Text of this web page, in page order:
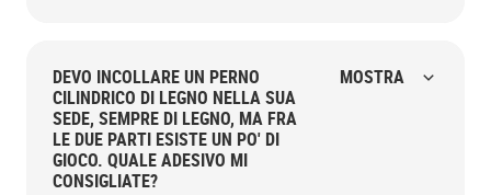
DEVO INCOLLARE UN PERNO
CILINDRICO DI LEGNO NELLA SUA
SEDE, SEMPRE DI LEGNO, MA FRA
LE DUE PARTI ESISTE UN PO' DI
GIOCO. QUALE ADESIVO MI
CONSIGLIATE?
MOSTRA